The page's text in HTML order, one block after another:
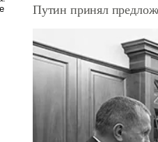
Путин принял